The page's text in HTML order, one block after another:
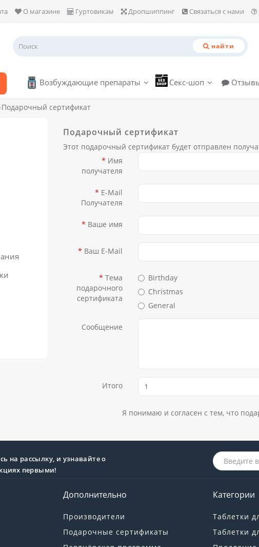
О магазине Гуртовикам Дропшиппинг Связаться с нами
найти
Возбуждающие препараты Секс-шоп
Подарочный сертификат
Подарочный сертификат
Этот подарочный сертификат будет отправлен
Имя
получателя
E-Mail
Получателя
Ваше имя
Ваш E-Mail
Тема
подарочного
сертификата
Birthday
Christmas
General
Сообщение
Итого
Я понимаю и согласен с тем, что
на рассылку, и узнавайте о
первыми!
Дополнительно
Производители
Подарочные сертификаты
Категории
Таблетки
Таблетки